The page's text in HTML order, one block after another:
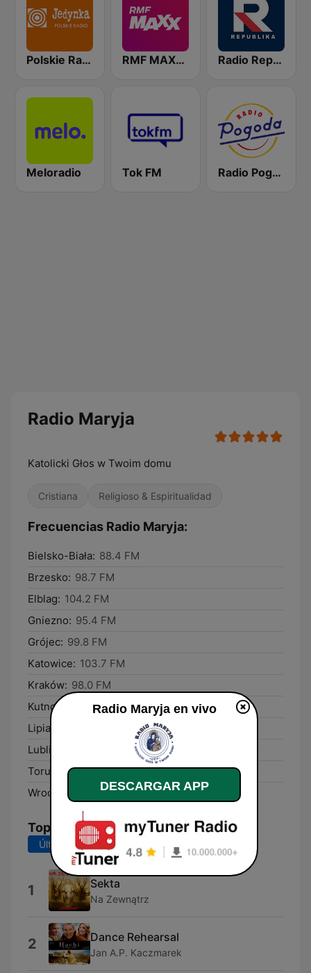
Polskie Radio Program I (PR1) Jedynka RMF MAXXX Radio Republika
Meloradio Tok FM Radio Pogoda
Radio Maryja
Katolicki Głos w Twoim domu
Cristiana Religioso & Espiritualidad
Frecuencias Radio Maryja:
Bielsko-Biała: 88.4 FM
Brzesko: 98.7 FM
Elblag: 104.2 FM
Gniezno: 95.4 FM
Grójec: 99.8 FM
Katowice: 103.7 FM
Kraków: 98.0 FM
Kutno:
88.3 FM
Lipiany:
Lublin:
Toruń:
99.8 FM
Wrocław:
88.9 FM
Top Canciones
Últimos 7 días Últimos 30 días
1 Sekta
Na Zewnątrz
2 Dance Rehearsal
Jan A.P. Kaczmarek
Radio Maryja en vivo
DESCARGAR APP